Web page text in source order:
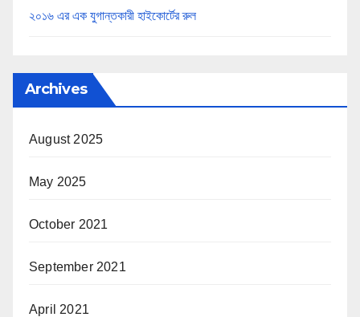
২০১৬ এর এক যুগান্তকারী হাইকোর্টের রুল
Archives
August 2025
May 2025
October 2021
September 2021
April 2021